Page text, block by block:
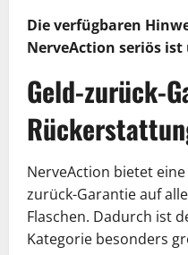
Die verfügbaren
NerveAction seriös
Geld-zurück-
NerveAction bietet
zurück-Garantie auf
Flaschen. Dadurch ist
Kategorie besonders